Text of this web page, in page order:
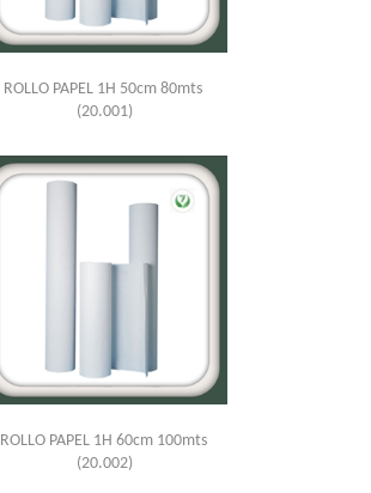
ROLLO PAPEL 1H 50cm 80mts
(20.001)
ROLLO PAPEL 1H 60cm 100mts
(20.002)